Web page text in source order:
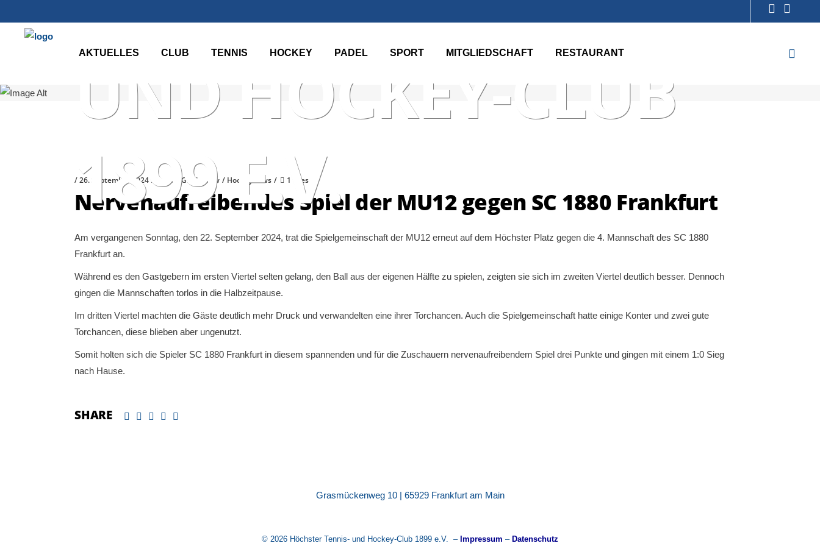
AKTUELLES CLUB TENNIS HOCKEY PADEL SPORT MITGLIEDSCHAFT RESTAURANT
UND HOCKEY-CLUB
1899 E.V.
26. September 2024 Darius Griebenow Hockeynews 1 likes
Nervenaufreibendes Spiel der MU12 gegen SC 1880 Frankfurt
Am vergangenen Sonntag, den 22. September 2024, trat die Spielgemeinschaft der MU12 erneut auf dem Höchster Platz gegen die 4. Mannschaft des SC 1880
Frankfurt an.
Während es den Gastgebern im ersten Viertel selten gelang, den Ball aus der eigenen Hälfte zu spielen, zeigten sie sich im zweiten Viertel deutlich besser. Dennoch
gingen die Mannschaften torlos in die Halbzeitpause.
Im dritten Viertel machten die Gäste deutlich mehr Druck und verwandelten eine ihrer Torchancen. Auch die Spielgemeinschaft hatte einige Konter und zwei gute
Torchancen, diese blieben aber ungenutzt.
Somit holten sich die Spieler SC 1880 Frankfurt in diesem spannenden und für die Zuschauern nervenaufreibendem Spiel drei Punkte und gingen mit einem 1:0 Sieg
nach Hause.
SHARE
Grasmückenweg 10 | 65929 Frankfurt am Main
© 2026 Höchster Tennis- und Hockey-Club 1899 e.V. – Impressum – Datenschutz